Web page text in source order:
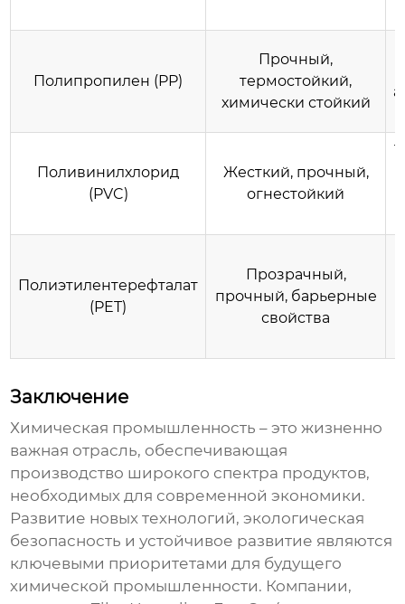
Полипропилен (PP)
Прочный,
термостойкий,
химически стойкий
Поливинилхлорид
(PVC)
Жесткий, прочный,
огнестойкий
Полиэтилентерефталат
(PET)
Прозрачный,
прочный, барьерные
свойства
Заключение
Химическая промышленность – это жизненно
важная отрасль, обеспечивающая
производство широкого спектра продуктов,
необходимых для современной экономики.
Развитие новых технологий, экологическая
безопасность и устойчивое развитие являются
ключевыми приоритетами для будущего
химической промышленности. Компании,